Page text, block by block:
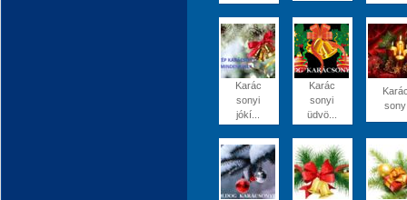
Karác
sonyi
jókí...
Karác
sonyi
üdvö...
sony